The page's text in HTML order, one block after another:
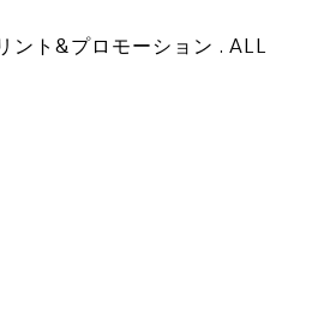
ト&プロモーション . ALL